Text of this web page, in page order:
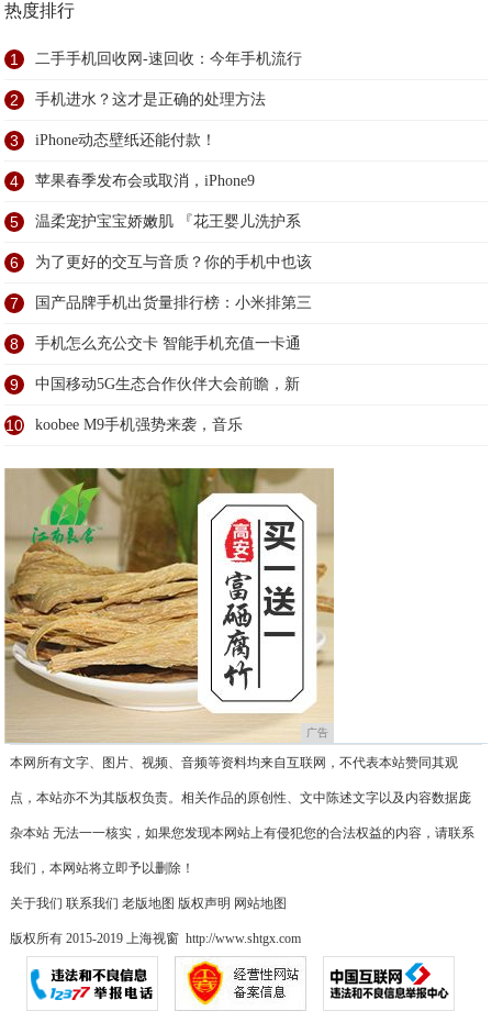
热度排行
1 二手手机回收网-速回收：今年手机流行
2 手机进水？这才是正确的处理方法
3 iPhone动态壁纸还能付款！
4 苹果春季发布会或取消，iPhone9
5 温柔宠护宝宝娇嫩肌 『花王婴儿洗护系
6 为了更好的交互与音质？你的手机中也该
7 国产品牌手机出货量排行榜：小米排第三
8 手机怎么充公交卡 智能手机充值一卡通
9 中国移动5G生态合作伙伴大会前瞻，新
10 koobee M9手机强势来袭，音乐
广告
本网所有文字、图片、视频、音频等资料均来自互联网，不代表本站赞同其观
点，本站亦不为其版权负责。相关作品的原创性、文中陈述文字以及内容数据庞
杂本站 无法一一核实，如果您发现本网站上有侵犯您的合法权益的内容，请联系
我们，本网站将立即予以删除！
关于我们 联系我们 老版地图 版权声明 网站地图
版权所有 2015-2019 上海视窗 http://www.shtgx.com